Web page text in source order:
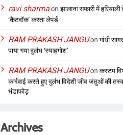
ravi sharmaonझालाना सफारी में
‘कैटवॉक’ करता लेपर्ड
RAM PRAKASH JANGUonगांधी
पाया गया दुर्लभ ‘स्याहगोश’
RAM PRAKASH JANGUonकस्टम
कार्रवाई करते हुए दुर्लभ विदेशी जीव जंतुओं की
भंडाफोड़
Archives